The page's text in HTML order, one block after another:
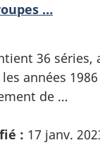
…
36 séries,
années
de …
: 17 janv.